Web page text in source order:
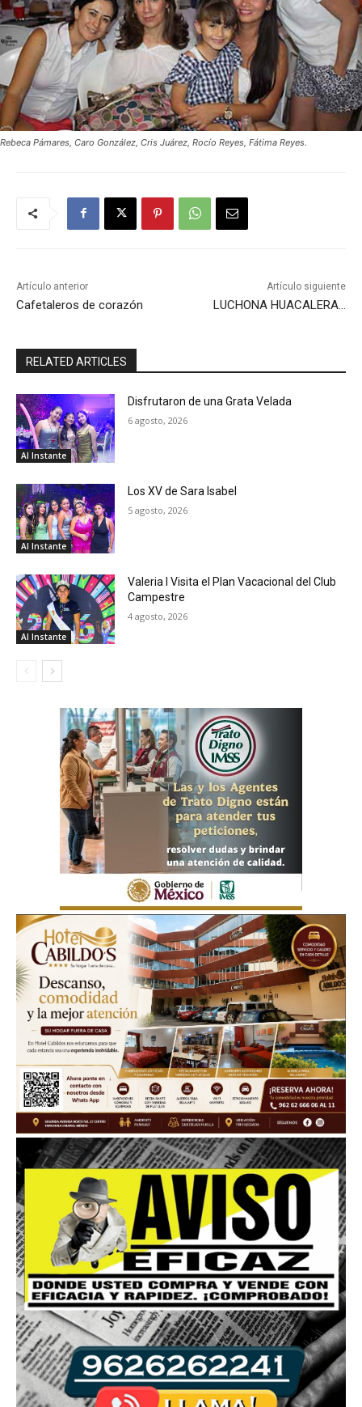
Rebeca Pámares, Caro González, Cris Juárez, Rocío Reyes, Fátima Reyes.
Artículo anterior
Cafetaleros de corazón
Artículo siguiente
LUCHONA HUACALERA…
RELATED ARTICLES
Al Instante
Disfrutaron de una Grata Velada
6 agosto, 2026
Al Instante
Los XV de Sara Isabel
5 agosto, 2026
Al Instante
Valeria I Visita el Plan Vacacional del Club
Campestre
4 agosto, 2026